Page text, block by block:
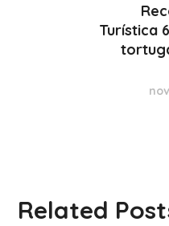
Turística
Related